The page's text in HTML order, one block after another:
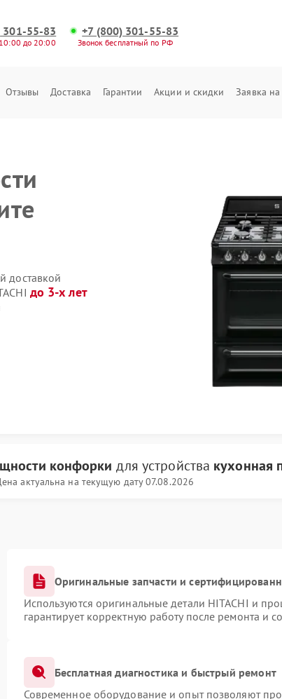
301-55-83
до 20:00
+7 (800) 301-55-83
Звонок бесплатный по РФ
Отзывы Доставка Гарантии Акции и скидки Заявка
доставкой
до 3-х лет
конфорки для устройства кухонная
актуальна на текущую дату 07.08.2026
Оригинальные запчасти и
Используются оригинальные детали HITACHI и
гарантирует корректную работу после ремонта и
Бесплатная диагностика и быстрый ремонт
Современное оборудование и опыт позволяют